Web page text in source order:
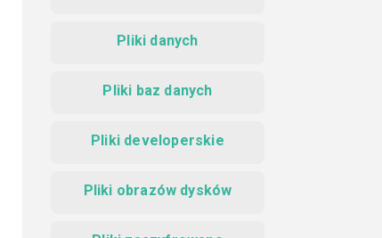
Pliki danych
Pliki baz danych
Pliki developerskie
Pliki obrazów dysków